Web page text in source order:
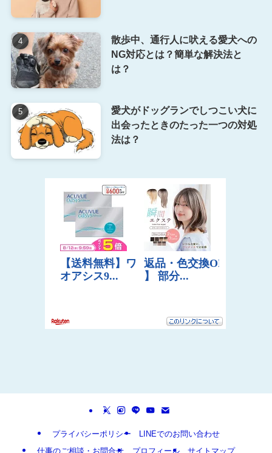
散歩中、通行人に吠える愛犬への
NG対応とは？簡単な解決法と
は？
愛犬がドッグランでしつこい犬に
出会ったときのたった一つの対処
法は？
プライバシーポリシー
LINEでのお問い合わせ
仕事のご相談・お問合せ
プロフィール サイトマップ